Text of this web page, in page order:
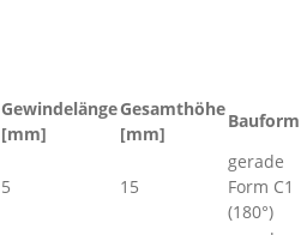
Gewindelänge
[mm]
Gesamthöhe
[mm]
Bauform
5 15
gerade
Form C1
(180°)